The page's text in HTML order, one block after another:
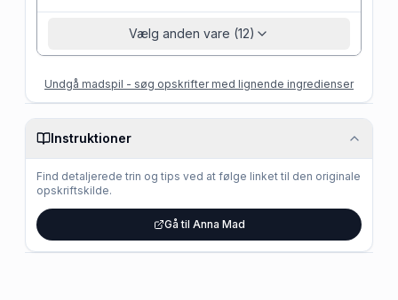
Vælg anden vare (12)
Undgå madspil - søg opskrifter med lignende ingredienser
Instruktioner
Find detaljerede trin og tips ved at følge linket til den originale
opskriftskilde.
Gå til Anna Mad